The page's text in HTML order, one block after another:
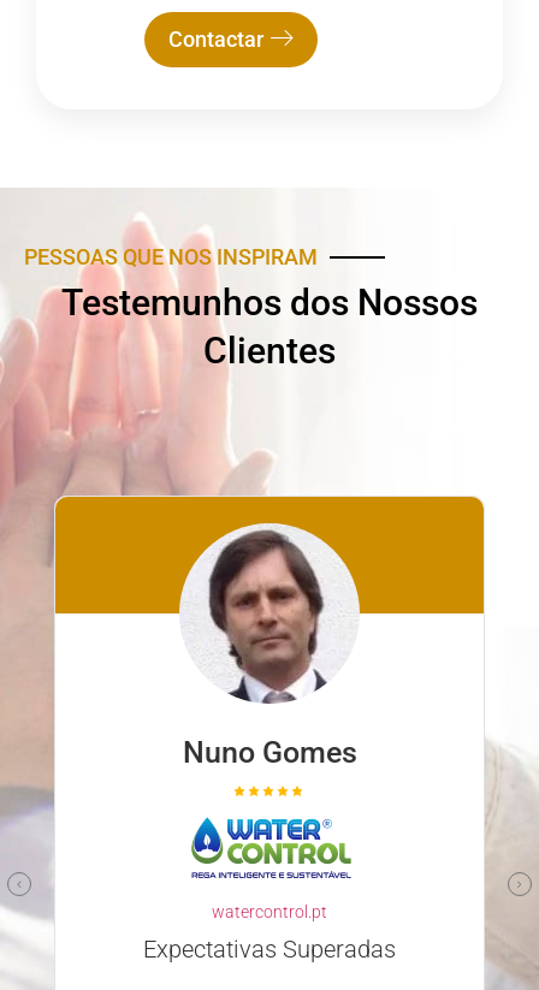
Contactar
PESSOAS QUE NOS INSPIRAM
Testemunhos dos Nossos
Clientes
Nuno Ferreira
familyclinic.pt
Parceiro confiável e competente
Escolher a Descomplicar.pt para
desenvolver o nosso site foi uma excelente